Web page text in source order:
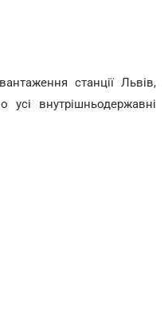
станції Львів,
внутрішньодержавні